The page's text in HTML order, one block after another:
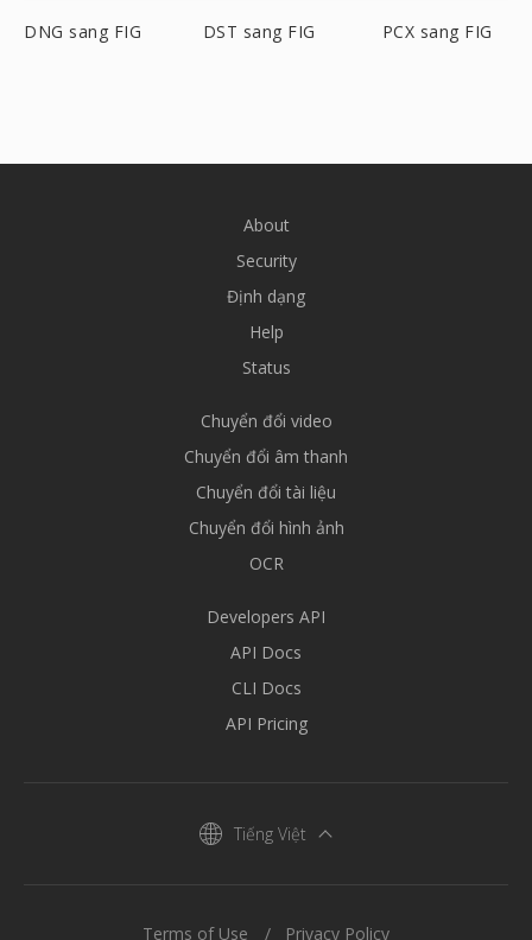
DNG sang FIG DST sang FIG PCX sang FIG
About
Security
Định dạng
Help
Status
Chuyển đổi video
Chuyển đổi âm thanh
Chuyển đổi tài liệu
Chuyển đổi hình ảnh
OCR
Developers API
API Docs
CLI Docs
API Pricing
Tiếng Việt
Terms of Use Privacy Policy